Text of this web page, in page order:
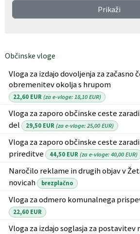
Prikaži
Občinske vloge
Vloga za izdajo dovoljenja za začasno
obremenitev okolja s hrupom
22,60 EUR (za e-vloge: 18,10 EUR)
Vloga za zaporo občinske ceste
del
29,50 EUR (za e-vloge: 25,00 EUR)
Vloga za zaporo občinske ceste
prireditve
44,50 EUR (za e-vloge: 40,00 EUR)
Naročilo reklame in drugih objav v
novicah
brezplačno
Vloga za odmero komunalnega
22,60 EUR
Vloga za izdajo soglasja za
Varstvo osebnih podatkov
Katalog informacij javnega značaja
Grb in zastava občine